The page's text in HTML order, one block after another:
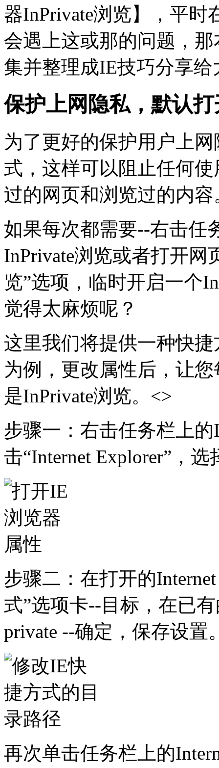
器InPrivate浏览】，平
会遇上这或那的问题，
集并整理成IE技巧分享给
保护上网隐私，默认
为了更好的保护用户上
式，这样可以阻止任何
过的网页和浏览过的内容
如果每次都需要--右击任
InPrivate浏览或者打开网
览”选项，临时开启一个
觉得太麻烦呢？
这里我们将提供一种快
为例，更改属性后，让
是InPrivate浏览。<>
步骤一：右击任务栏上的
击“Internet Explorer”，选
步骤二：在打开的
式”选项卡--目标，在已
private --确定，保存设置
再次单击任务栏上的